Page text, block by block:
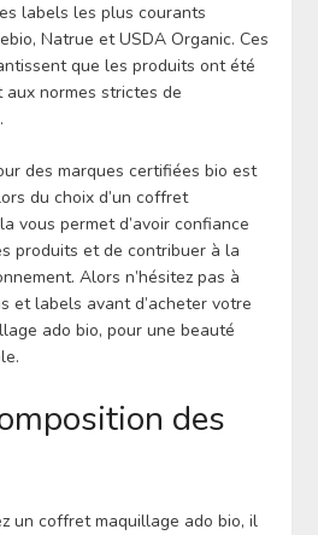
labels les plus courants
Natrue et USDA Organic. Ces
que les produits ont été
normes strictes de
des marques certifiées bio est
du choix d’un coffret
vous permet d’avoir confiance
produits et de contribuer à la
Alors n’hésitez pas à
et labels avant d’acheter votre
ado bio, pour une beauté
des
un coffret maquillage ado bio, il